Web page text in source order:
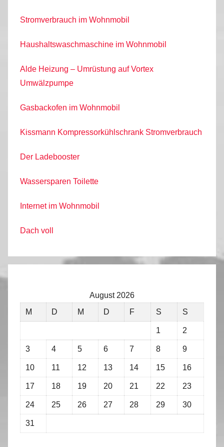
Stromverbrauch im Wohnmobil
Haushaltswaschmaschine im Wohnmobil
Alde Heizung – Umrüstung auf Vortex
Umwälzpumpe
Gasbackofen im Wohnmobil
Kissmann Kompressorkühlschrank Stromverbrauch
Der Ladebooster
Wassersparen Toilette
Internet im Wohnmobil
Dach voll
August 2026
M
D M D F S S
1 2
3 4 5 6 7 8 9
10 11 12 13 14 15 16
17 18 19 20 21 22 23
24 25 26 27 28 29 30
31